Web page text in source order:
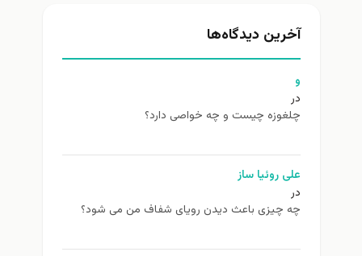
آخرین دیدگاه‌ها
و
در
چلغوزه چیست و چه خواصی دارد؟
علی روئیا ساز
در
چه چیزی باعث دیدن رویای شفاف من می شود؟